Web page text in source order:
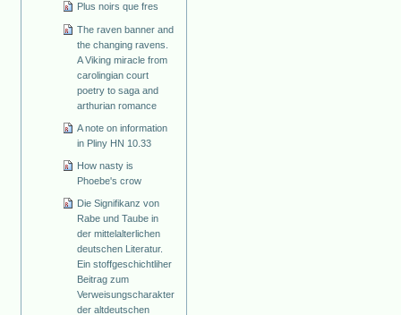
Plus noirs que fres
The raven banner and
the changing ravens.
A Viking miracle from
carolingian court
poetry to saga and
arthurian romance
A note on information
in Pliny HN 10.33
How nasty is
Phoebe's crow
Die Signifikanz von
Rabe und Taube in
der mittelalterlichen
deutschen Literatur.
Ein stoffgeschichtliher
Beitrag zum
Verweisungscharakter
der altdeutschen